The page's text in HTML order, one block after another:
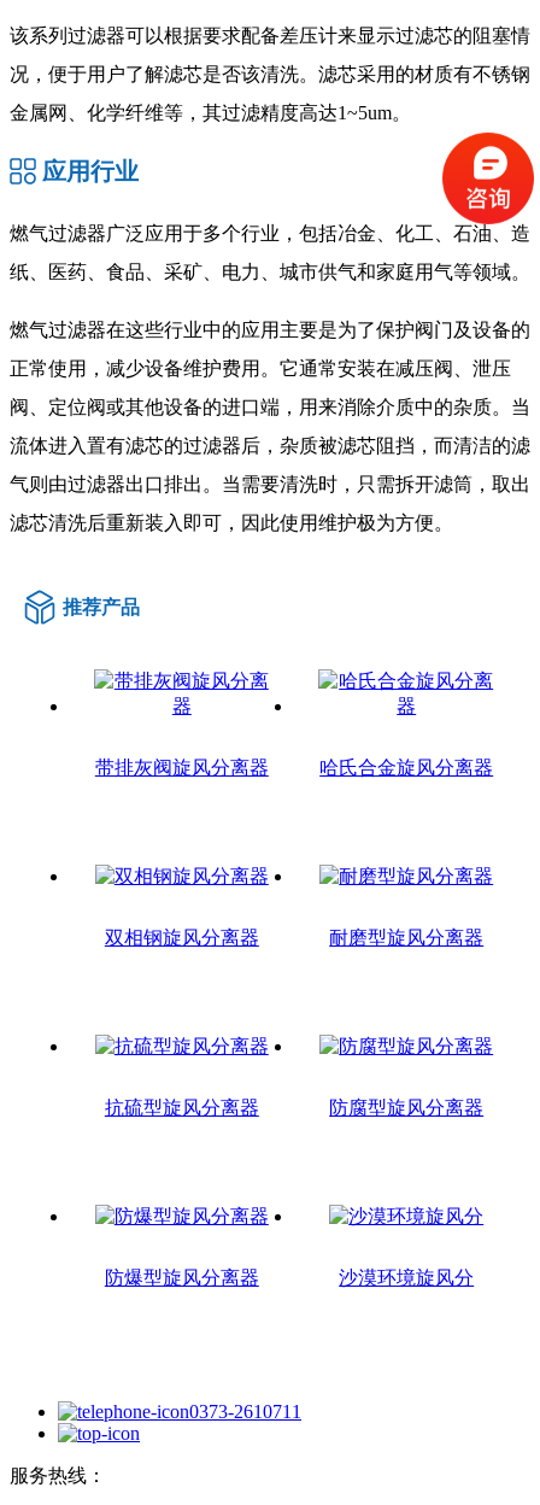
该系列过滤器可以根据要求配备差压计来显示过滤芯的阻塞情
况，便于用户了解滤芯是否该清洗。滤芯采用的材质有不锈钢
金属网、化学纤维等，其过滤精度高达1~5um。
应用行业
燃气过滤器广泛应用于多个行业，包括冶金、化工、石油、造
纸、医药、食品、采矿、电力、城市供气和家庭用气等领域。
燃气过滤器在这些行业中的应用主要是为了保护阀门及设备的
正常使用，减少设备维护费用。它通常安装在减压阀、泄压
阀、定位阀或其他设备的进口端，用来消除介质中的杂质。当
流体进入置有滤芯的过滤器后，杂质被滤芯阻挡，而清洁的滤
气则由过滤器出口排出。当需要清洗时，只需拆开滤筒，取出
滤芯清洗后重新装入即可，因此使用维护极为方便。
推荐产品
带排灰阀旋风分离器 哈氏合金旋风分离器
双相钢旋风分离器 耐磨型旋风分离器
抗硫型旋风分离器 防腐型旋风分离器
防爆型旋风分离器 沙漠环境旋风分
0373-2610711
服务热线：